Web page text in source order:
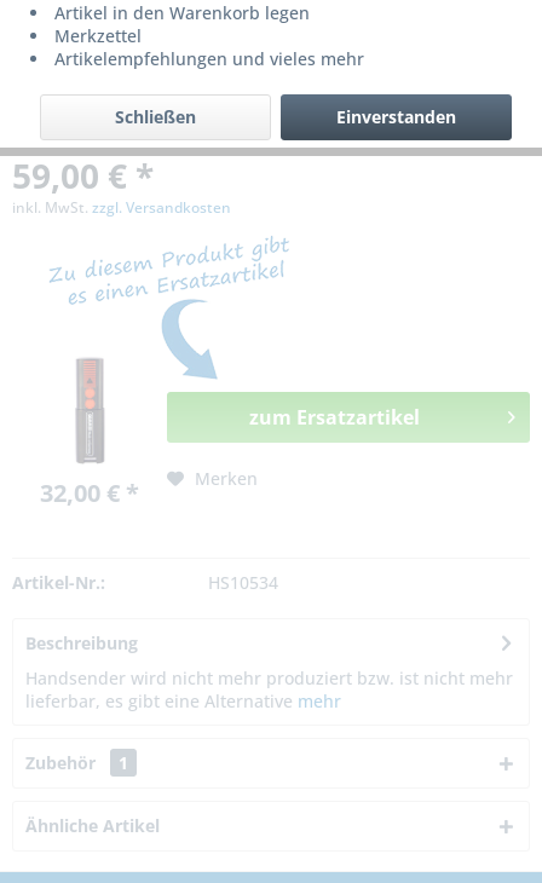
59,00 € *
inkl. MwSt. zzgl. Versandkosten
32,00 € *
zum Ersatzartikel
Merken
Artikel-Nr.: HS10534
Beschreibung
Handsender wird nicht mehr produziert bzw. ist nicht mehr
lieferbar, es gibt eine Alternative mehr
Zubehör 1
Ähnliche Artikel
Artikel in den Warenkorb legen
Merkzettel
Artikelempfehlungen und vieles mehr
Einverstanden
Schließen